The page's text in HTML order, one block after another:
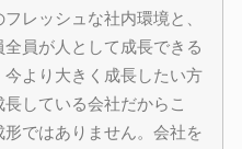
レッシュな社内環境と、
員が人として成長できる
より大きく成長したい方
している会社だからこ
ではありません。会社を